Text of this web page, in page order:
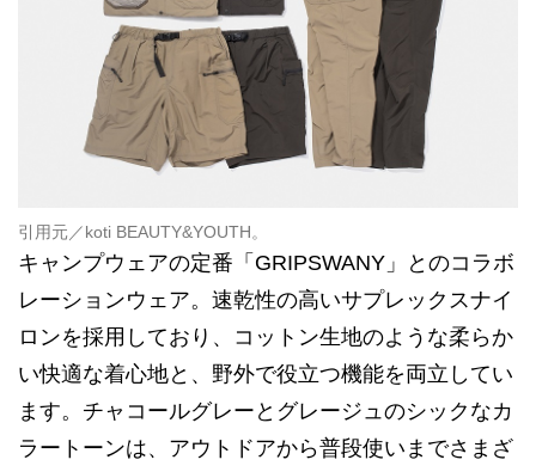
引用元／koti BEAUTY&YOUTH。
キャンプウェアの定番「GRIPSWANY」とのコラボ
レーションウェア。速乾性の高いサプレックスナイ
ロンを採用しており、コットン生地のような柔らか
い快適な着心地と、野外で役立つ機能を両立してい
ます。チャコールグレーとグレージュのシックなカ
ラートーンは、アウトドアから普段使いまでさまざ